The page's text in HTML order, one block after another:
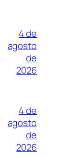
4 de
agosto
de
2026
4 de
agosto
de
2026